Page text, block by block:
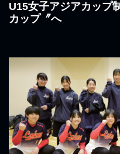
U15女子アジアカップ
カップ〞へ